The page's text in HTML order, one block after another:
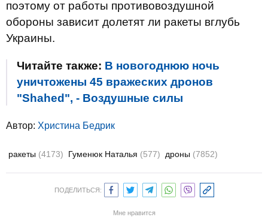
поэтому от работы противовоздушной
обороны зависит долетят ли ракеты вглубь
Украины.
Читайте также: В новогоднюю ночь
уничтожены 45 вражеских дронов
"Shahed", - Воздушные силы
Автор: Христина Бедрик
ракеты (4173) Гуменюк Наталья (577) дроны (7852)
ПОДЕЛИТЬСЯ:
Мне нравится